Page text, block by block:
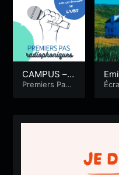
CAMPUS –
Crise du log
Premiers Pas